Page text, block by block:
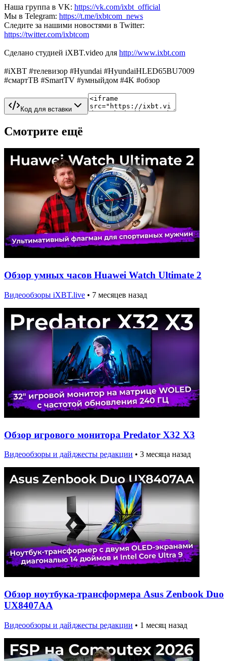
Наша группа в VK: https://vk.com/ixbt_official
Мы в Telegram: https://t.me/ixbtcom_news
Следите за нашими новостями в Twitter:
https://twitter.com/ixbtcom
Сделано студией iXBT.video для http://www.ixbt.com
#iXBT #телевизор #Hyundai #HyundaiHLED65BU7009
#смартТВ #SmartTV #умныйдом #4K #обзор
Код для вставки
Смотрите ещё
Обзор умных часов Huawei Watch Ultimate 2
Видеообзоры iXBT.live • 7 месяцев назад
Обзор игрового монитора Predator X32 X3
Видеообзоры и дайджесты редакции • 3 месяца назад
Обзор ноутбука-трансформера Asus Zenbook Duo
UX8407AA
Видеообзоры и дайджесты редакции • 1 месяц назад